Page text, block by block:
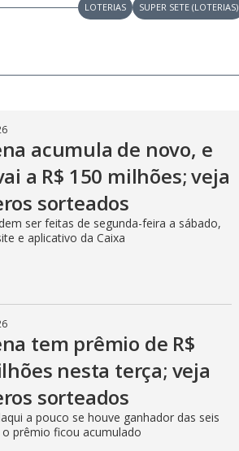
LOTERIAS SUPER SETE (LOTERIAS)
acumula de novo, e
a R$ 150 milhões; veja
sorteados
ser feitas de segunda-feira a sábado,
e aplicativo da Caixa
tem prêmio de R$
nesta terça; veja
sorteados
a pouco se houve ganhador das seis
o prêmio ficou acumulado